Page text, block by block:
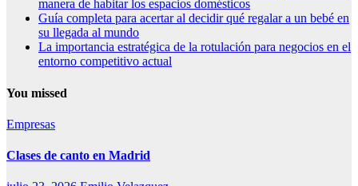
manera de habitar los espacios domésticos
Guía completa para acertar al decidir qué regalar a un bebé en
su llegada al mundo
La importancia estratégica de la rotulación para negocios en el
entorno competitivo actual
You missed
Empresas
Clases de canto en Madrid